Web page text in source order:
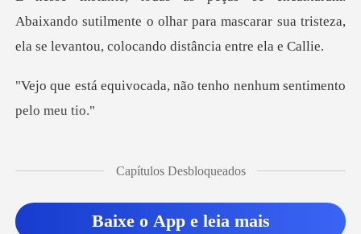
Histórico
ndo sutilmente o olhar para mascarar sua tristeza,
ela
da, não tenho nenhum se
Capítulos Desbloqueados
Baixe o App e leia mais